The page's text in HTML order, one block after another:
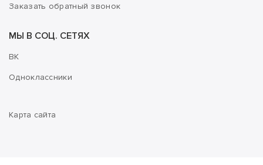
Заказать обратный звонок
МЫ В СОЦ. СЕТЯХ
ВК
Одноклассники
Карта сайта